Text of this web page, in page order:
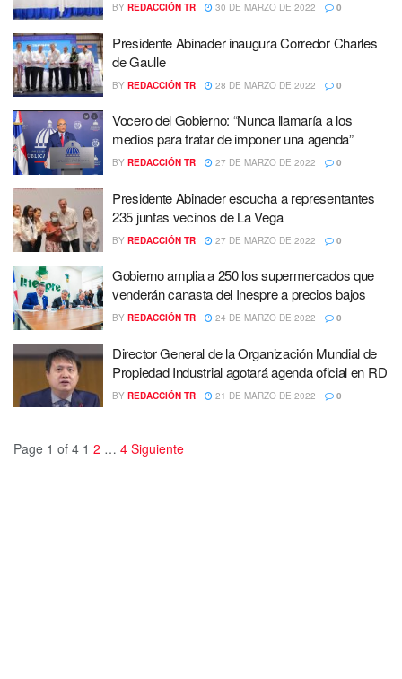
BY REDACCIÓN TR 30 DE MARZO DE 2022 0
Presidente Abinader inaugura Corredor Charles
de Gaulle
BY REDACCIÓN TR 28 DE MARZO DE 2022 0
Vocero del Gobierno: “Nunca llamaría a los
medios para tratar de imponer una agenda”
BY REDACCIÓN TR 27 DE MARZO DE 2022 0
Presidente Abinader escucha a representantes
235 juntas vecinos de La Vega
BY REDACCIÓN TR 27 DE MARZO DE 2022 0
Gobierno amplia a 250 los supermercados que
venderán canasta del Inespre a precios bajos
BY REDACCIÓN TR 24 DE MARZO DE 2022 0
Director General de la Organización Mundial de
Propiedad Industrial agotará agenda oficial en RD
BY REDACCIÓN TR 21 DE MARZO DE 2022 0
Page 1 of 4 1 2 … 4 Siguiente